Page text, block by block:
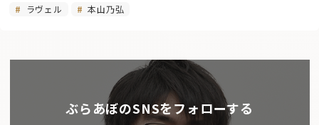
ラヴェル
本山乃弘
ぶらあぼのSNSをフォローする